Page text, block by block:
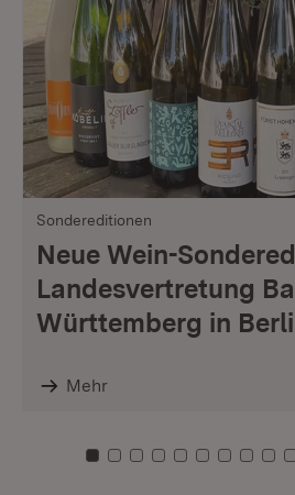
Sondereditionen
Neue Wein-
Landesvertretung
Württemberg in
Mehr
Zu Kachel: 0
Zu Kachel: 1
Zu Kachel: 2
Zu Kachel: 3
Zu Kachel: 4
ZuZuZu